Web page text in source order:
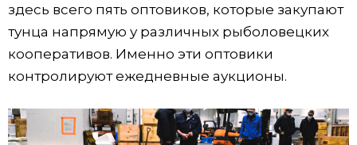
здесь всего пять оптовиков, которые закупают
тунца напрямую у различных рыболовецких
кооперативов. Именно эти оптовики
контролируют ежедневные аукционы.